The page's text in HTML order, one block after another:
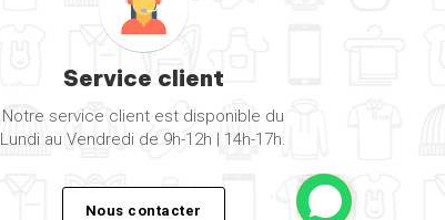
Service client
Notre service client est disponible du
Lundi au Vendredi de 9h-12h | 14h-17h.
Nous contacter